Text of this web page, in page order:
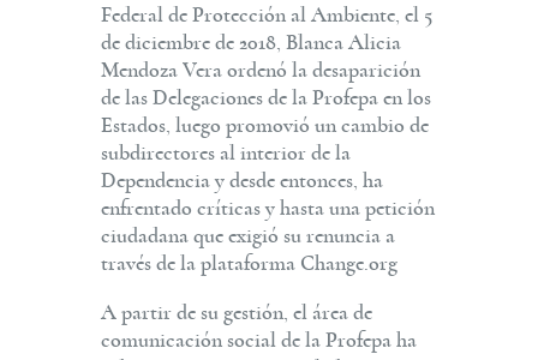
Federal de Protección al Ambiente, el 5
de diciembre de 2018, Blanca Alicia
Mendoza Vera ordenó la desaparición
de las Delegaciones de la Profepa en los
Estados, luego promovió un cambio de
subdirectores al interior de la
Dependencia y desde entonces, ha
enfrentado críticas y hasta una petición
ciudadana que exigió su renuncia a
través de la plataforma Change.org
A partir de su gestión, el área de
comunicación social de la Profepa ha